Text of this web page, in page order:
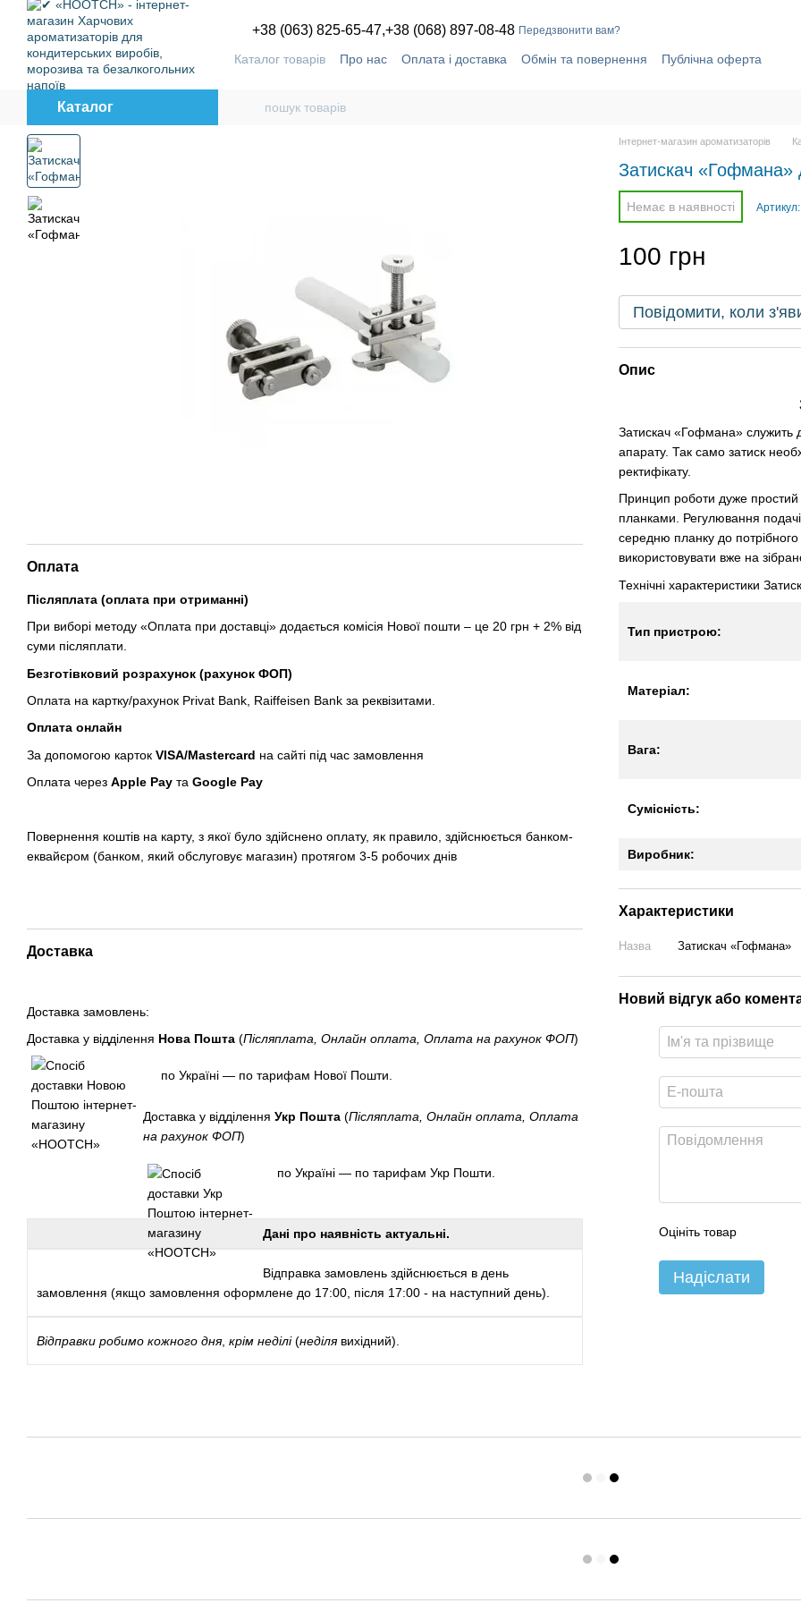
Перейти до основного контенту
+38 (063) 825-65-47,+38 (068) 897-08-48 Передзвонити вам?
Каталог товарів Про нас Оплата і доставка Обмін та повернення
Публічна оферта
Каталог
Оплата
Післяплата (оплата при отриманні)
При виборі методу «Оплата при доставці» додається комісія Нової пошти – це 20 грн + 2% від
суми післяплати.
Безготівковий розрахунок (рахунок ФОП)
Оплата на картку/рахунок Privat Bank, Raiffeisen Bank за реквізитами.
Оплата онлайн
За допомогою карток VISA/Mastercard на сайті під час замовлення
Оплата через Apple Pay та Google Pay
Повернення коштів на карту, з якої було здійснено оплату, як правило, здійснюється банком-
еквайєром (банком, який обслуговує магазин) протягом 3-5 робочих днів
Доставка
Доставка замовлень:
Доставка у відділення Нова Пошта (Післяплата, Онлайн оплата, Оплата на рахунок ФОП)
по Україні — по тарифам Нової Пошти.
Доставка у відділення Укр Пошта (Післяплата, Онлайн оплата, Оплата
на рахунок ФОП)
по Україні — по тарифам Укр Пошти.
Дані про наявність актуальні.
Відправка замовлень здійснюється в день
замовлення (якщо замовлення оформлене до 17:00, після 17:00 - на наступний день).
Відправки робимо кожного дня, крім неділі(неділявихідний).
Інтернет-магазин ароматизаторів
Затискач «Гофмана»
Немає в наявності
100 грн
Повідомити, коли
Опис
Затискач «Гофмана» служить
апарату. Так само затиск
ректифікату.
Принцип роботи дуже
планками. Регулювання
середню планку до
використовувати вже на
Технічні характеристики
Тип пристрою:
Матеріал:
Вага:
Сумісність:
Виробник:
Характеристики
Назва Затискач «Гофмана»
Новий відгук або
Оцініть товар
Надіслати